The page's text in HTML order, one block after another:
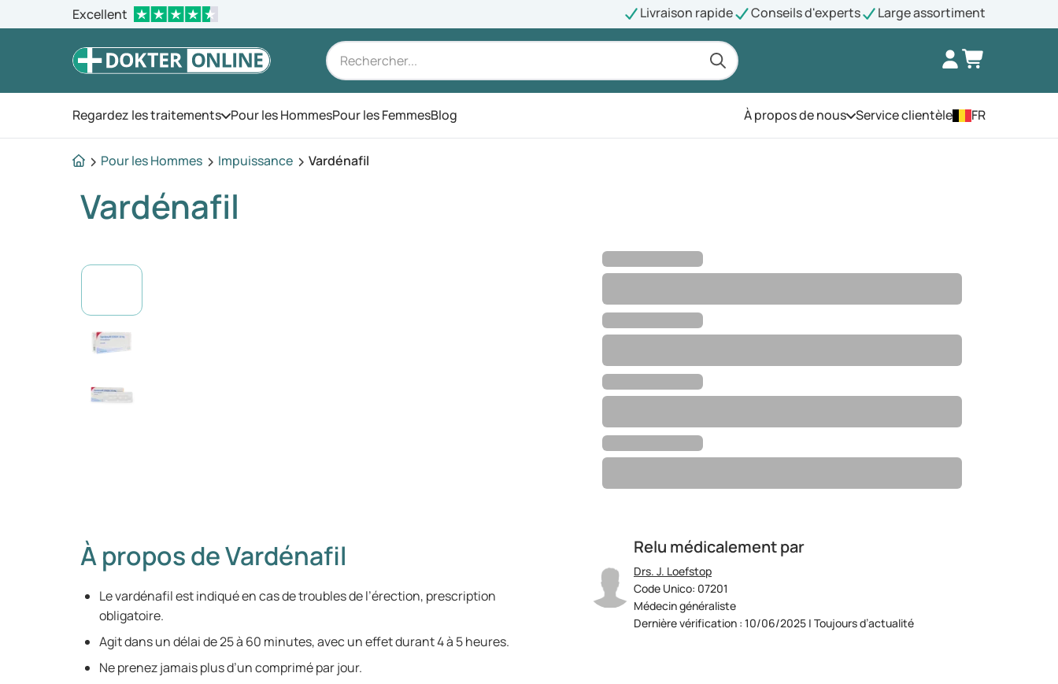
Excellent Livraison rapide Conseils d'experts Large assortiment
Regardez les traitementsOuvrez le menu
Pour les HommesPour les FemmesBlog À propos de nousOuvrez le menu
Service clientèle FR
Pour les Hommes Impuissance Vardénafil
Vardénafil
Relu médicalement par
Drs. J. Loefstop
Code Unico: 07201
Médecin généraliste
Dernière vérification : 10/06/2025 | Toujours d’actualité
À propos de Vardénafil
Le vardénafil est indiqué en cas de troubles de l’érection, prescription
obligatoire.
Agit dans un délai de 25 à 60 minutes, avec un effet durant 4 à 5 heures.
Ne prenez jamais plus d’un comprimé par jour.